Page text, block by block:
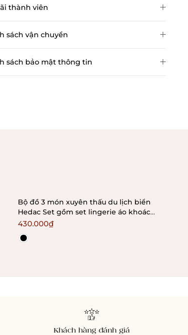
thành viên
sách vận chuyển
sách bảo mật thông tin
Bộ đồ 3 món xuyên thấu du lịch biển
Hedac Set gồm set lingerie áo khoác
ngoài quần tua rua Bralettehousevn
430.000₫
Khách hàng đánh giá